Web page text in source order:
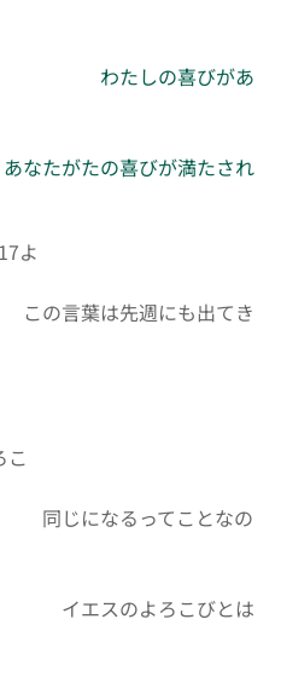
びがあ
びが満たされ
よ
にも出てき
こ
てことなの
…
こびとは